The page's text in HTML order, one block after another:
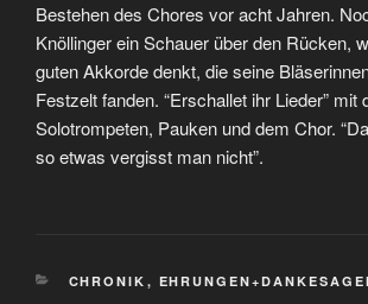
Bestehen des Chores vor acht Jahren.
Knöllinger ein Schauer über den Rücken,
guten Akkorde denkt, die seine
Festzelt fanden. “Erschallet ihr Lieder” mit
Solotrompeten, Pauken und dem Chor.
so etwas vergisst man nicht”.
KATEGORIEN
CHRONIK ,